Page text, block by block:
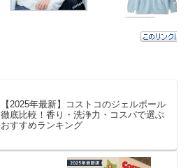
【2025年最新】コストコのジェルボール
徹底比較！香り・洗浄力・コスパで選ぶ
おすすめランキング